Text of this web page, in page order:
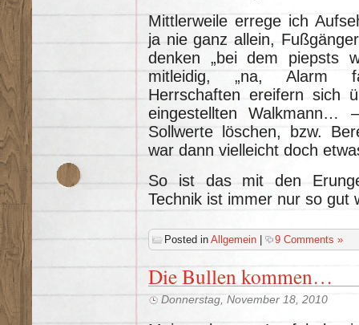
Mittlerweile errege ich
ja nie ganz allein,
denken „bei dem piepsts
mitleidig, „na, Alarm
Herrschaften ereifern sich
eingestellten
Sollwerte löschen, bzw.
war dann vielleicht doch
So ist das mit den
Technik ist immer nur so gut
Posted in Allgemein 9 Comments »
Die Bullen kommen…
Donnerstag, November 18, 2010